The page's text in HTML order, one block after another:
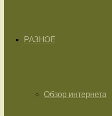
РАЗНОЕ
Обзор интернета